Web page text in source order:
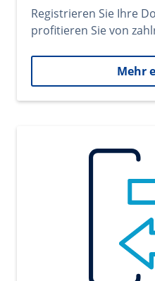
Registrieren Sie Ihre
profitieren Sie von
Mehr